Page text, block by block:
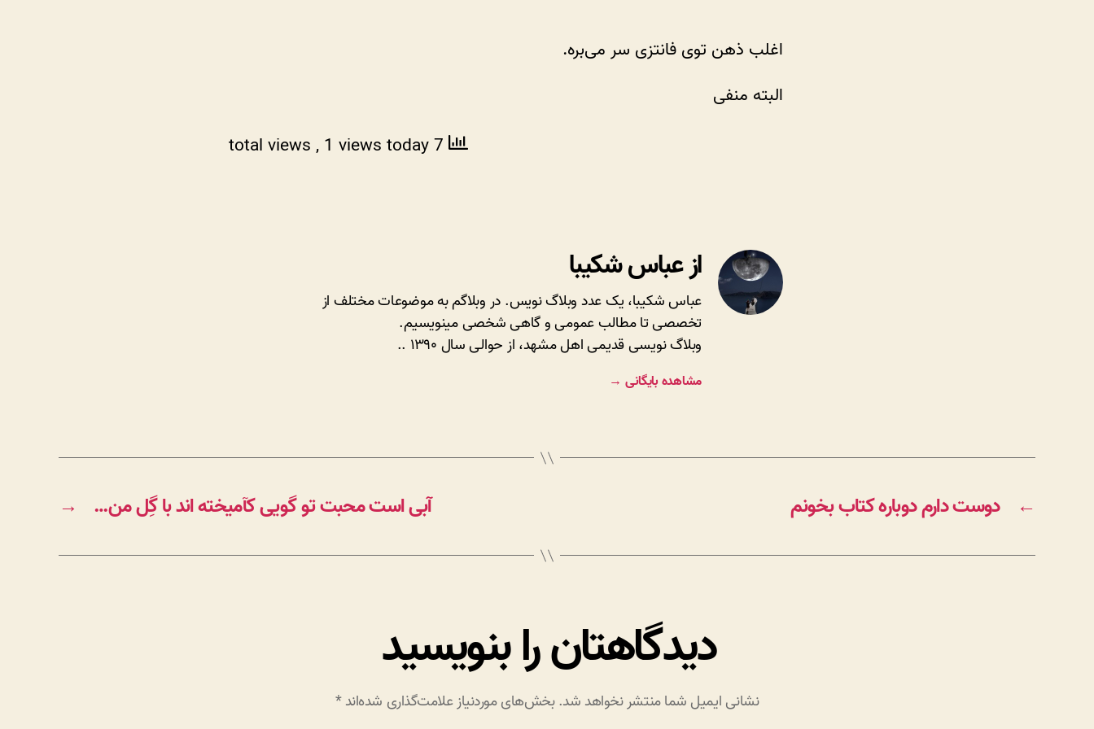
اغلب ذهن توی فانتزی سر می‌بره.
البته منفی
, 1 views today
از عباس شکیبا
عباس شکیبا، یک عدد وبلاگ نویس. در وبلاگم به موضوعات مختلف از
تخصصی تا مطالب عمومی و گاهی شخصی مینویسیم.
وبلاگ نویسی قدیمی اهل مشهد، از حوالی سال ۱۳۹۰ ..
مشاهده بایگانی →
← دوست دارم دوباره کتاب بخونم → آبی است محبت تو گویی کآمیخته اند با گِل من…
دیدگاهتان را بنویسید
نشانی ایمیل شما منتشر نخواهد شد.بخش‌های موردنیاز علامت‌گذاری شده‌اند*